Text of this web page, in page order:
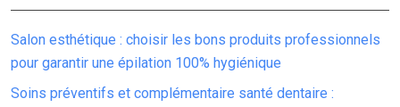
Salon esthétique : choisir les bons produits professionnels
pour garantir une épilation 100% hygiénique
Soins préventifs et complémentaire santé dentaire :